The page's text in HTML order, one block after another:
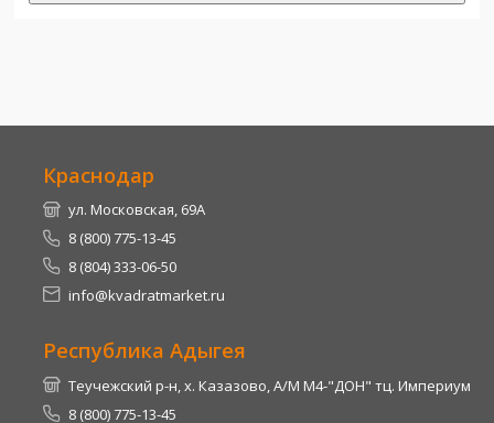
Краснодар
ул. Московская, 69А
8 (800) 775-13-45
8 (804) 333-06-50
info@kvadratmarket.ru
Республика Адыгея
Теучежский р-н, х. Казазово, А/М М4-"ДОН" тц. Империум
8 (800) 775-13-45